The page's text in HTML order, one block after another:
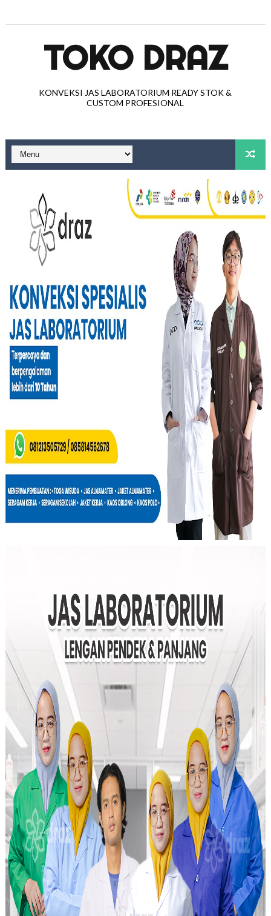
TOKO DRAZ
KONVEKSI JAS LABORATORIUM READY STOK &
CUSTOM PROFESIONAL